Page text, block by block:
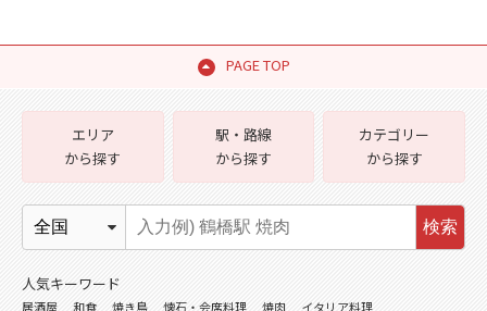
PAGE TOP
エリア
から探す
駅・路線
から探す
カテゴリー
から探す
検索
人気キーワード
居酒屋 和食 焼き鳥 懐石・会席料理 焼肉
イタリア料理